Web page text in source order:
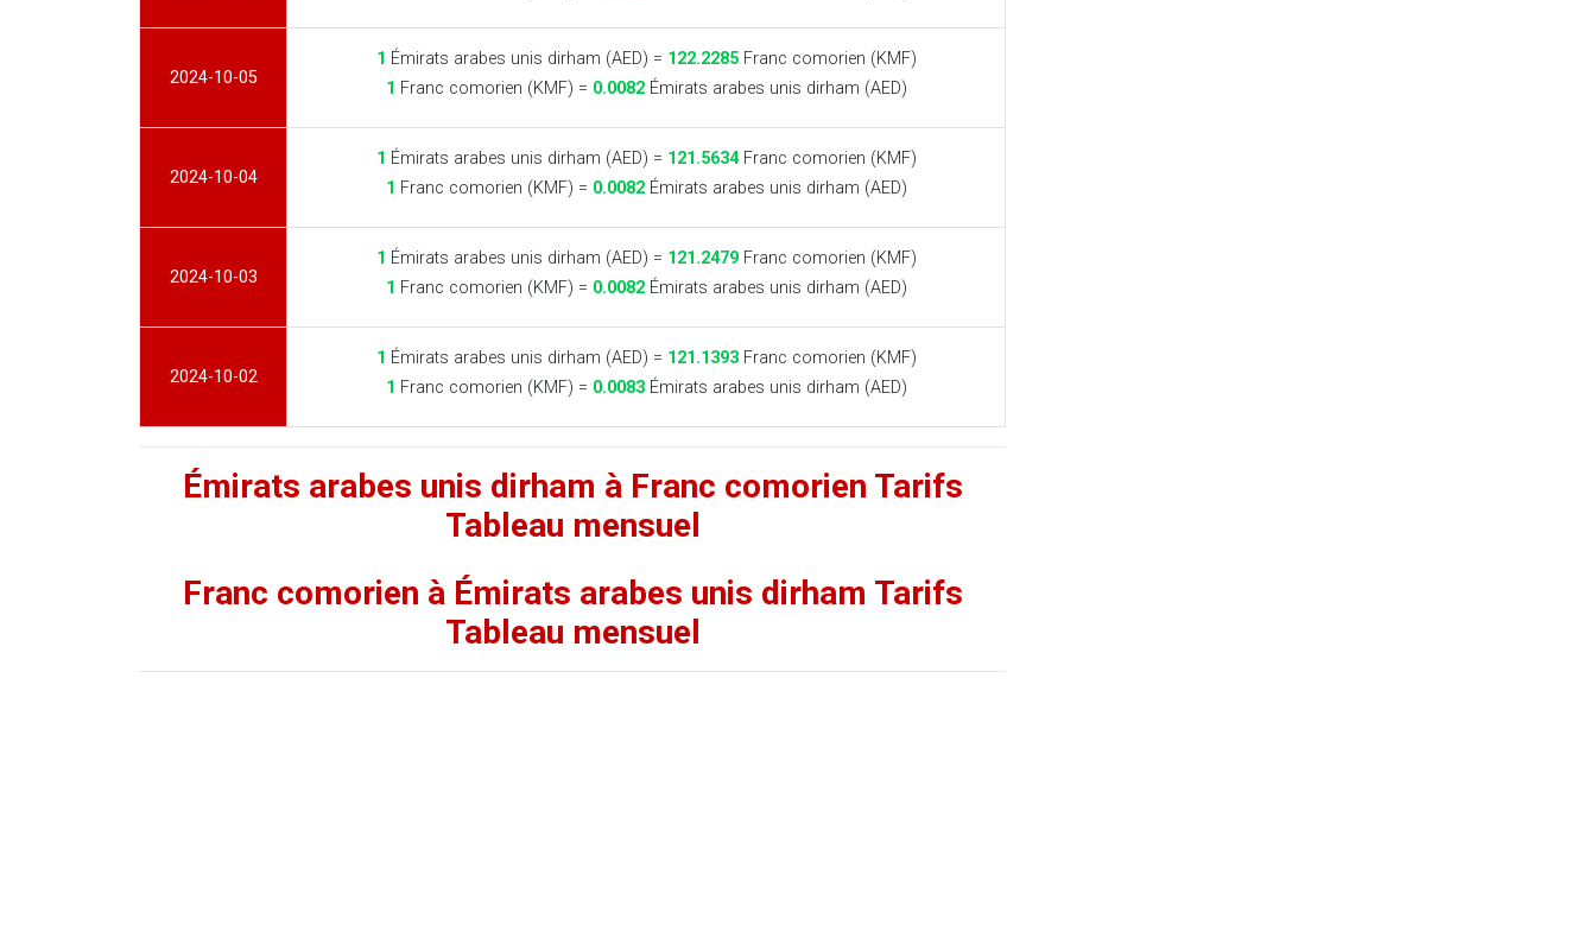
2024-10-05
1 Émirats arabes unis dirham (AED) = 122.2285Franc comorien (KMF)
1 Franc comorien (KMF) = 0.0082Émirats arabes unis dirham (AED)
2024-10-04
1 Émirats arabes unis dirham (AED) = 121.5634Franc comorien (KMF)
1 Franc comorien (KMF) = 0.0082Émirats arabes unis dirham (AED)
2024-10-03
1 Émirats arabes unis dirham (AED) = 121.2479Franc comorien (KMF)
1 Franc comorien (KMF) = 0.0082Émirats arabes unis dirham (AED)
2024-10-02
1 Émirats arabes unis dirham (AED) = 121.1393Franc comorien (KMF)
1 Franc comorien (KMF) = 0.0083Émirats arabes unis dirham (AED)
Émirats arabes unis dirham à Franc comorien Tarifs
Tableau mensuel
Franc comorien à Émirats arabes unis dirham Tarifs
Tableau mensuel